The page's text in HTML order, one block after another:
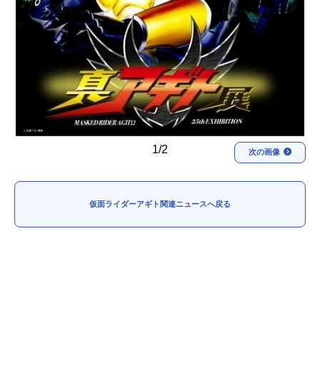
1/2 次の画像
仮面ライダーアギト関連ニュースへ戻る